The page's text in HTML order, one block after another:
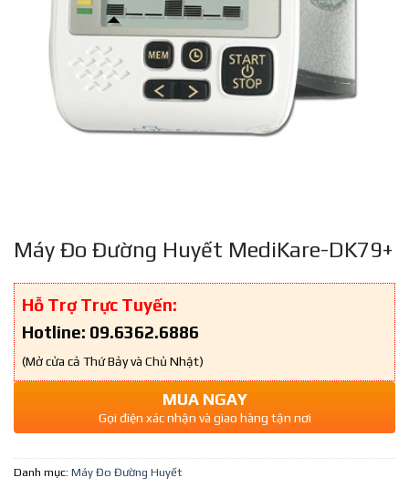
Máy Đo Đường Huyết MediKare-DK79+
Hỗ Trợ Trực Tuyến:
Hotline: 09.6362.6886
(Mở cửa cả Thứ Bảy và Chủ Nhật)
MUA NGAY
Gọi điện xác nhận và giao hàng tận nơi
Danh mục: Máy Đo Đường Huyết